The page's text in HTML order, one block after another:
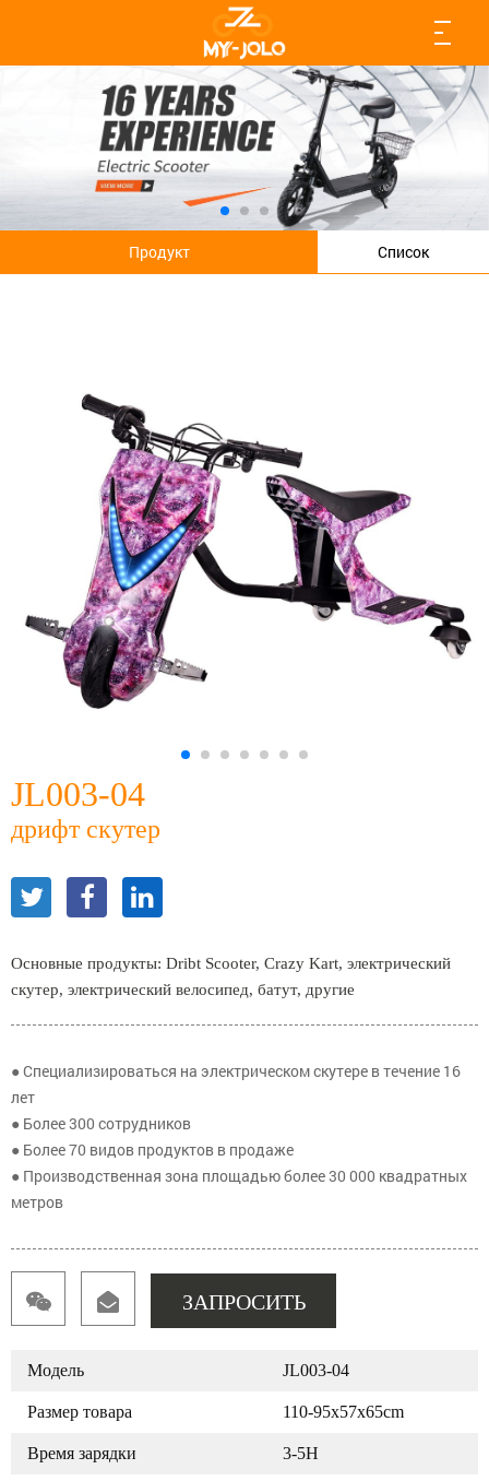
Продукт Список
JL003-04
дрифт скутер
Основные продукты: Dribt Scooter, Crazy Kart, электрический
скутер, электрический велосипед, батут, другие
● Специализироваться на электрическом скутере в течение 16
лет
● Более 300 сотрудников
● Более 70 видов продуктов в продаже
● Производственная зона площадью более 30 000 квадратных
метров
ЗАПРОСИТЬ
Модель JL003-04
Размер товара 110-95x57x65cm
Время зарядки 3-5H